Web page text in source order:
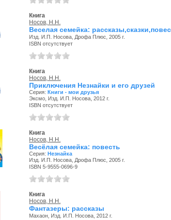
Книга
Носов, Н.Н.
Веселая семейка:
Изд. И.П. Носова, Дрофа Плюс, 2005 г.
ISBN отсутствует
Книга
Носов, Н.Н.
Приключения Незнайки и его друзей
Серия: Книги - мои друзья
Эксмо, Изд. И.П. Носова, 2012 г.
ISBN отсутствует
Книга
Носов, Н.Н.
Весёлая семейка: повесть
Серия: Незнайка
Изд. И.П. Носова, Дрофа Плюс, 2005 г.
ISBN 5-9555-0696-9
Книга
Носов, Н.Н.
Фантазеры: рассказы
Махаон, Изд. И.П. Носова, 2012 г.